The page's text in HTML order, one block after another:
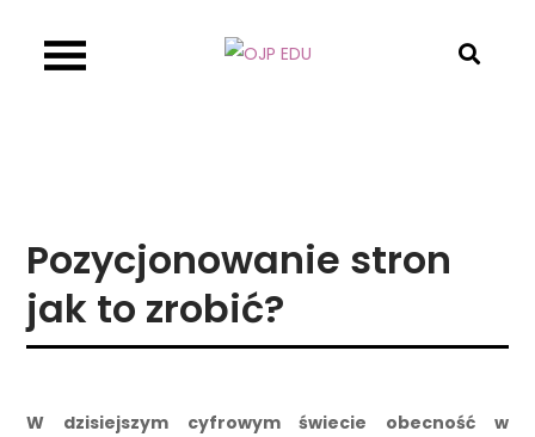
Pozycjonowanie stron
jak to zrobić?
W dzisiejszym cyfrowym świecie obecność w